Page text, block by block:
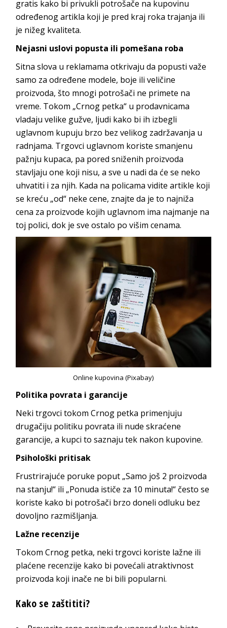
gratis kako bi privukli potrošače na kupovinu
određenog artikla koji je pred kraj roka trajanja ili
je nižeg kvaliteta.
Nejasni uslovi popusta ili pomešana roba
Sitna slova u reklamama otkrivaju da popusti važe
samo za određene modele, boje ili veličine
proizvoda, što mnogi potrošači ne primete na
vreme. Tokom „Crnog petka“ u prodavnicama
vladaju velike gužve, ljudi kako bi ih izbegli
uglavnom kupuju brzo bez velikog zadržavanja u
radnjama. Trgovci uglavnom koriste smanjenu
pažnju kupaca, pa pored sniženih proizvoda
stavljaju one koji nisu, a sve u nadi da će se neko
uhvatiti i za njih. Kada na policama vidite artikle koji
se kreću „od“ neke cene, znajte da je to najniža
cena za proizvode kojih uglavnom ima najmanje na
toj polici, dok je sve ostalo po višim cenama.
Online kupovina (Pixabay)
Politika povrata i garancije
Neki trgovci tokom Crnog petka primenjuju
drugačiju politiku povrata ili nude skraćene
garancije, a kupci to saznaju tek nakon kupovine.
Psihološki pritisak
Frustrirajuće poruke poput „Samo još 2 proizvoda
na stanju!“ ili „Ponuda ističe za 10 minuta!“ često se
koriste kako bi potrošači brzo doneli odluku bez
dovoljno razmišljanja.
Lažne recenzije
Tokom Crnog petka, neki trgovci koriste lažne ili
plaćene recenzije kako bi povećali atraktivnost
proizvoda koji inače ne bi bili popularni.
Kako se zaštititi?